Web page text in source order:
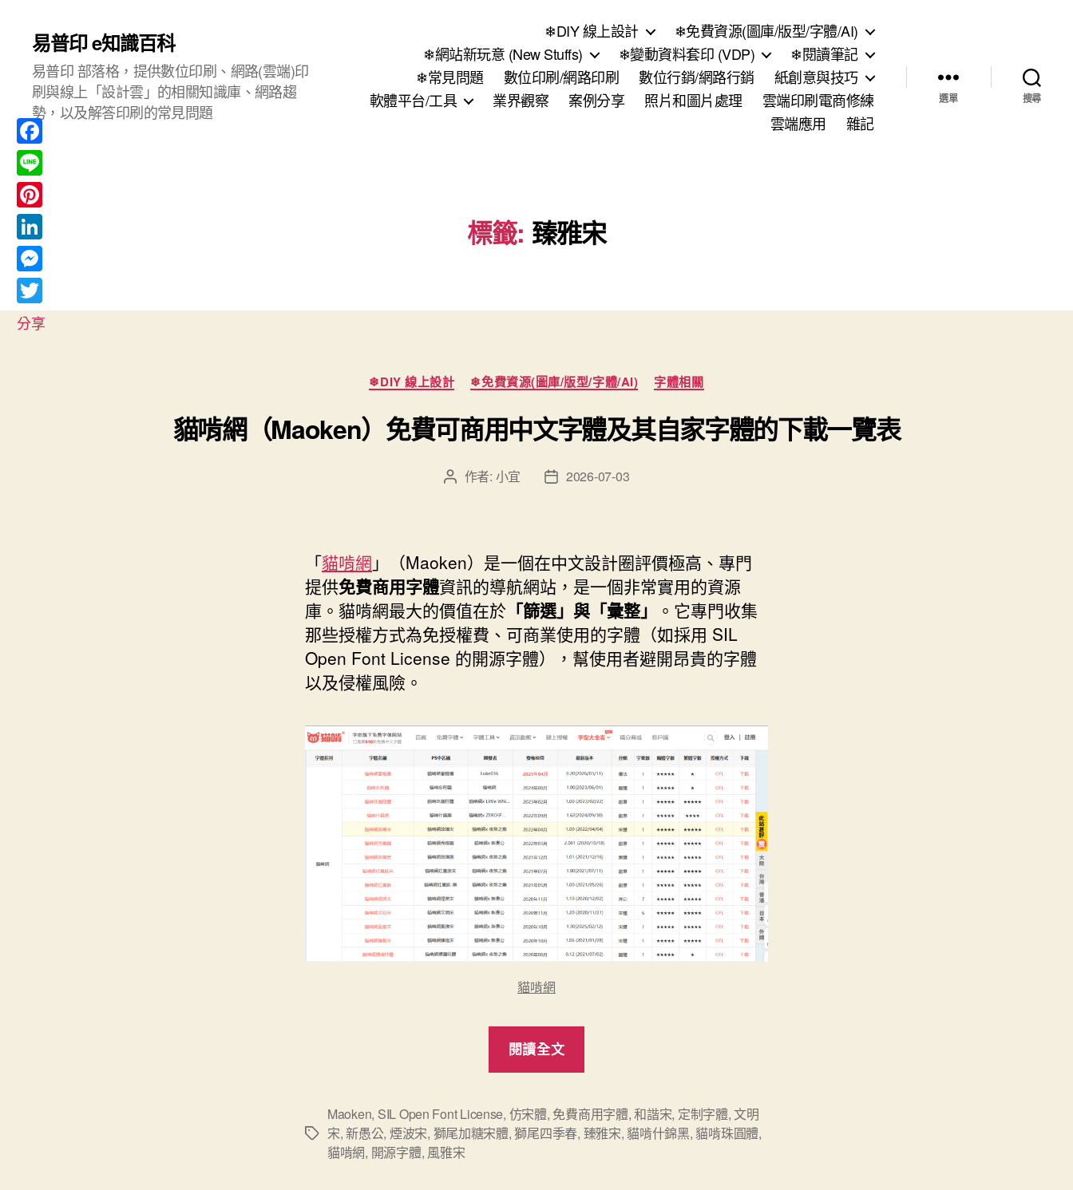
易普印 e知識百科
易普印 部落格，提供數位印刷、網路(雲端)印
刷與線上「設計雲」的相關知識庫、網路趨
勢，以及解答印刷的常見問題
❄DIY 線上設計
❄免費資源(圖庫/版型/字體/AI)
❄網站新玩意 (New Stuffs)
❄變動資料套印 (VDP)
❄閱讀筆記
❄常見問題
數位印刷/網路印刷 數位行銷/網路行銷
紙創意與技巧
軟體平台/工具
業界觀察 案例分享 照片和圖片處理
雲端印刷電商修練
雲端應用
雜記
選單 搜尋
標籤: 臻雅宋
分
類
❄DIY 線上設計 ❄免費資源(圖庫/版型/字體/AI) 字體相關
貓啃網（Maoken）免費可商用中文字體及其自家字體的下載一覽表
文 作者: 小宜
文
日
期
2026-07-03
「貓啃網 」（Maoken）是一個在中文設計圈評價極高、專門
提供免費商用字體資訊的導航網站，是一個非常實用的資源
庫。貓啃網最大的價值在於 「篩選」與「彙整」
。它專門收集
那些授權方式為免授權費、可商業使用的字體（如採用 SIL
Open Font License 的開源字體），幫使用者避開昂貴的字體
以及侵權風險。
貓啃網
閱讀全文
（Maoken）
免
標
Maoken, SIL Open Font License, 仿宋體, 免費商用字體,和諧宋, 定制字體,文明
宋,新愚公, 煙波宋, 獅尾加糖宋體,獅尾四季春, 臻雅宋,貓啃什錦黑,貓啃珠圓體,
貓啃網, 開源字體, 風雅宋
F
a
c
e
b
o
o
k
L
i
n
e
P
i
n
t
e
L
i
n
k
M
e
s
T
分享